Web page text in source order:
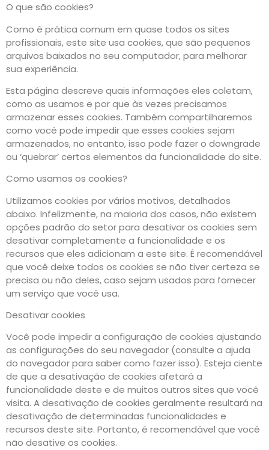
O que são cookies?
Como é prática comum em quase todos os sites
profissionais, este site usa cookies, que são pequenos
arquivos baixados no seu computador, para melhorar
sua experiência.
Esta página descreve quais informações eles coletam,
como as usamos e por que às vezes precisamos
armazenar esses cookies. Também compartilharemos
como você pode impedir que esses cookies sejam
armazenados, no entanto, isso pode fazer o downgrade
ou ‘quebrar’ certos elementos da funcionalidade do site.
Como usamos os cookies?
Utilizamos cookies por vários motivos, detalhados
abaixo. Infelizmente, na maioria dos casos, não existem
opções padrão do setor para desativar os cookies sem
desativar completamente a funcionalidade e os
recursos que eles adicionam a este site. É recomendável
que você deixe todos os cookies se não tiver certeza se
precisa ou não deles, caso sejam usados para fornecer
um serviço que você usa.
Desativar cookies
Você pode impedir a configuração de cookies ajustando
as configurações do seu navegador (consulte a ajuda
do navegador para saber como fazer isso). Esteja ciente
de que a desativação de cookies afetará a
funcionalidade deste e de muitos outros sites que você
visita. A desativação de cookies geralmente resultará na
desativação de determinadas funcionalidades e
recursos deste site. Portanto, é recomendável que você
não desative os cookies.